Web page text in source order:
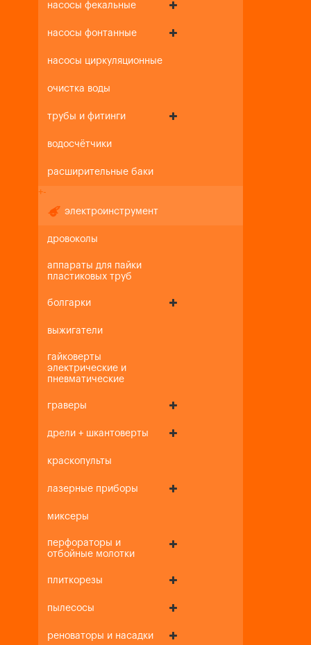
насосы фекальные
насосы фонтанные
насосы циркуляционные
очистка воды
трубы и фитинги
водосчётчики
расширительные баки
+-
электроинструмент
дровоколы
аппараты для пайки
пластиковых труб
болгарки
выжигатели
гайковерты
электрические и
пневматические
граверы
дрели + шкантоверты
краскопульты
лазерные приборы
миксеры
перфораторы и
отбойные молотки
плиткорезы
пылесосы
реноваторы и насадки